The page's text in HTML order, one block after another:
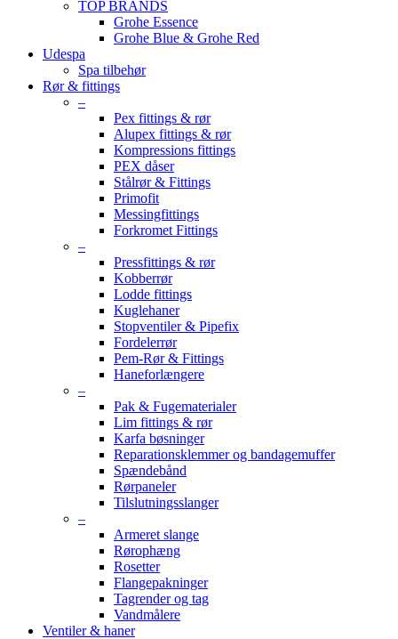
TOP BRANDS
Grohe Essence
Grohe Blue & Grohe Red
Udespa
Spa tilbehør
Rør & fittings
–
Pex fittings & rør
Alupex fittings & rør
Kompressions fittings
PEX dåser
Stålrør & Fittings
Primofit
Messingfittings
Forkromet Fittings
–
Pressfittings & rør
Kobberrør
Lodde fittings
Kuglehaner
Stopventiler & Pipefix
Fordelerrør
Pem-Rør & Fittings
Haneforlængere
–
Pak & Fugematerialer
Lim fittings & rør
Karfa bøsninger
Reparationsklemmer og bandagemuffer
Spændebånd
Rørpaneler
Tilslutningsslanger
–
Armeret slange
Rørophæng
Rosetter
Flangepakninger
Tagrender og tag
Vandmålere
Ventiler & haner